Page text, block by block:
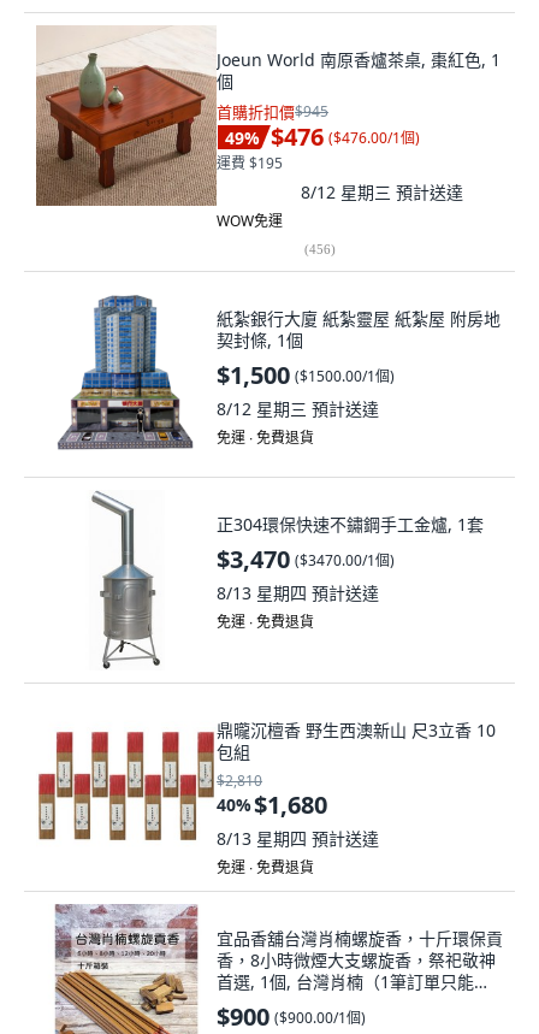
Joeun World 南原香爐茶桌, 棗紅色, 1
個
首購折扣價$945
49% $476 ($476.00/1個)
運費 $195
8/12 星期三 預計送達
WOW免運
(456)
紙紮銀行大廈 紙紮靈屋 紙紮屋 附房地
契封條, 1個
$1,500 ($1500.00/1個)
8/12 星期三 預計送達
免運 ∙ 免費退貨
正304環保快速不鏽鋼手工金爐, 1套
$3,470 ($3470.00/1個)
8/13 星期四 預計送達
免運 ∙ 免費退貨
鼎曨沉檀香 野生西澳新山 尺3立香 10
包組
$2,810
40%$1,680
8/13 星期四 預計送達
免運 ∙ 免費退貨
宜品香舖台灣肖楠螺旋香，十斤環保貢
香，8小時微煙大支螺旋香，祭祀敬神
首選, 1個, 台灣肖楠（1筆訂單只能訂1
箱）,12小時 (10斤箱裝)(2尺 (台製)
$900 ($900.00/1個)